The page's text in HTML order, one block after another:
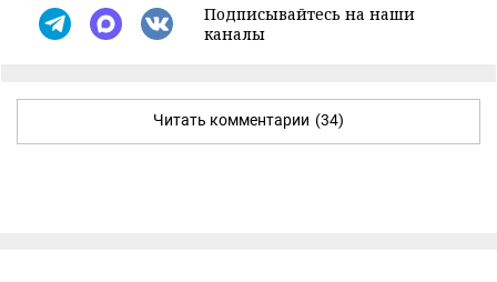
Подписывайтесь на наши
каналы
Читать комментарии (34)